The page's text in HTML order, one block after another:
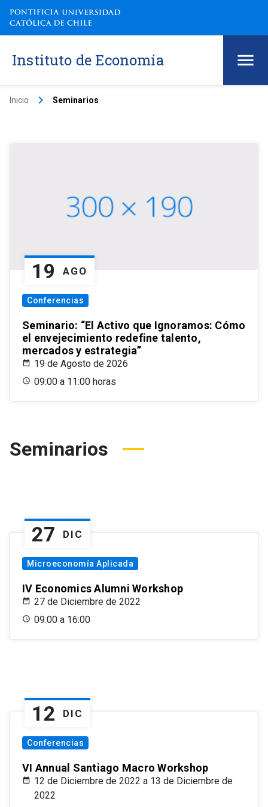
Instituto de Economía
Inicio keyboard_arrow_right Seminarios
19 AGO
Conferencias
Seminario: “El Activo que Ignoramos: Cómo
el envejecimiento redefine talento,
mercados y estrategia”
19 de Agosto de 2026
09:00 a 11:00 horas
Seminarios
27 DIC
Microeconomía Aplicada
IV Economics Alumni Workshop
27 de Diciembre de 2022
09:00 a 16:00
12 DIC
Conferencias
VI Annual Santiago Macro Workshop
12 de Diciembre de 2022 a 13 de Diciembre de
2022